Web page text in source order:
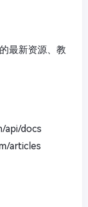
最新资源、教
api/docs
articles